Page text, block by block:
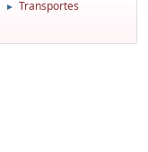
► Transportes